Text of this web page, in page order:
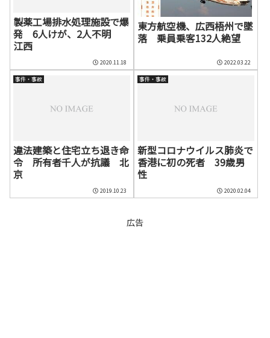
製薬工場排水処理施設で爆
発 6人けが、2人不明
江西
2020.11.18
東方航空機、広西梧州で墜
落 乗員乗客132人絶望
2022.03.22
事件・事故
違法建築と住宅立ち退き命
令 所有者千人が抗議 北
京
2019.10.23
事件・事故
新型コロナウイルス肺炎で
香港に初の死者 39歳男
性
2020.02.04
広告